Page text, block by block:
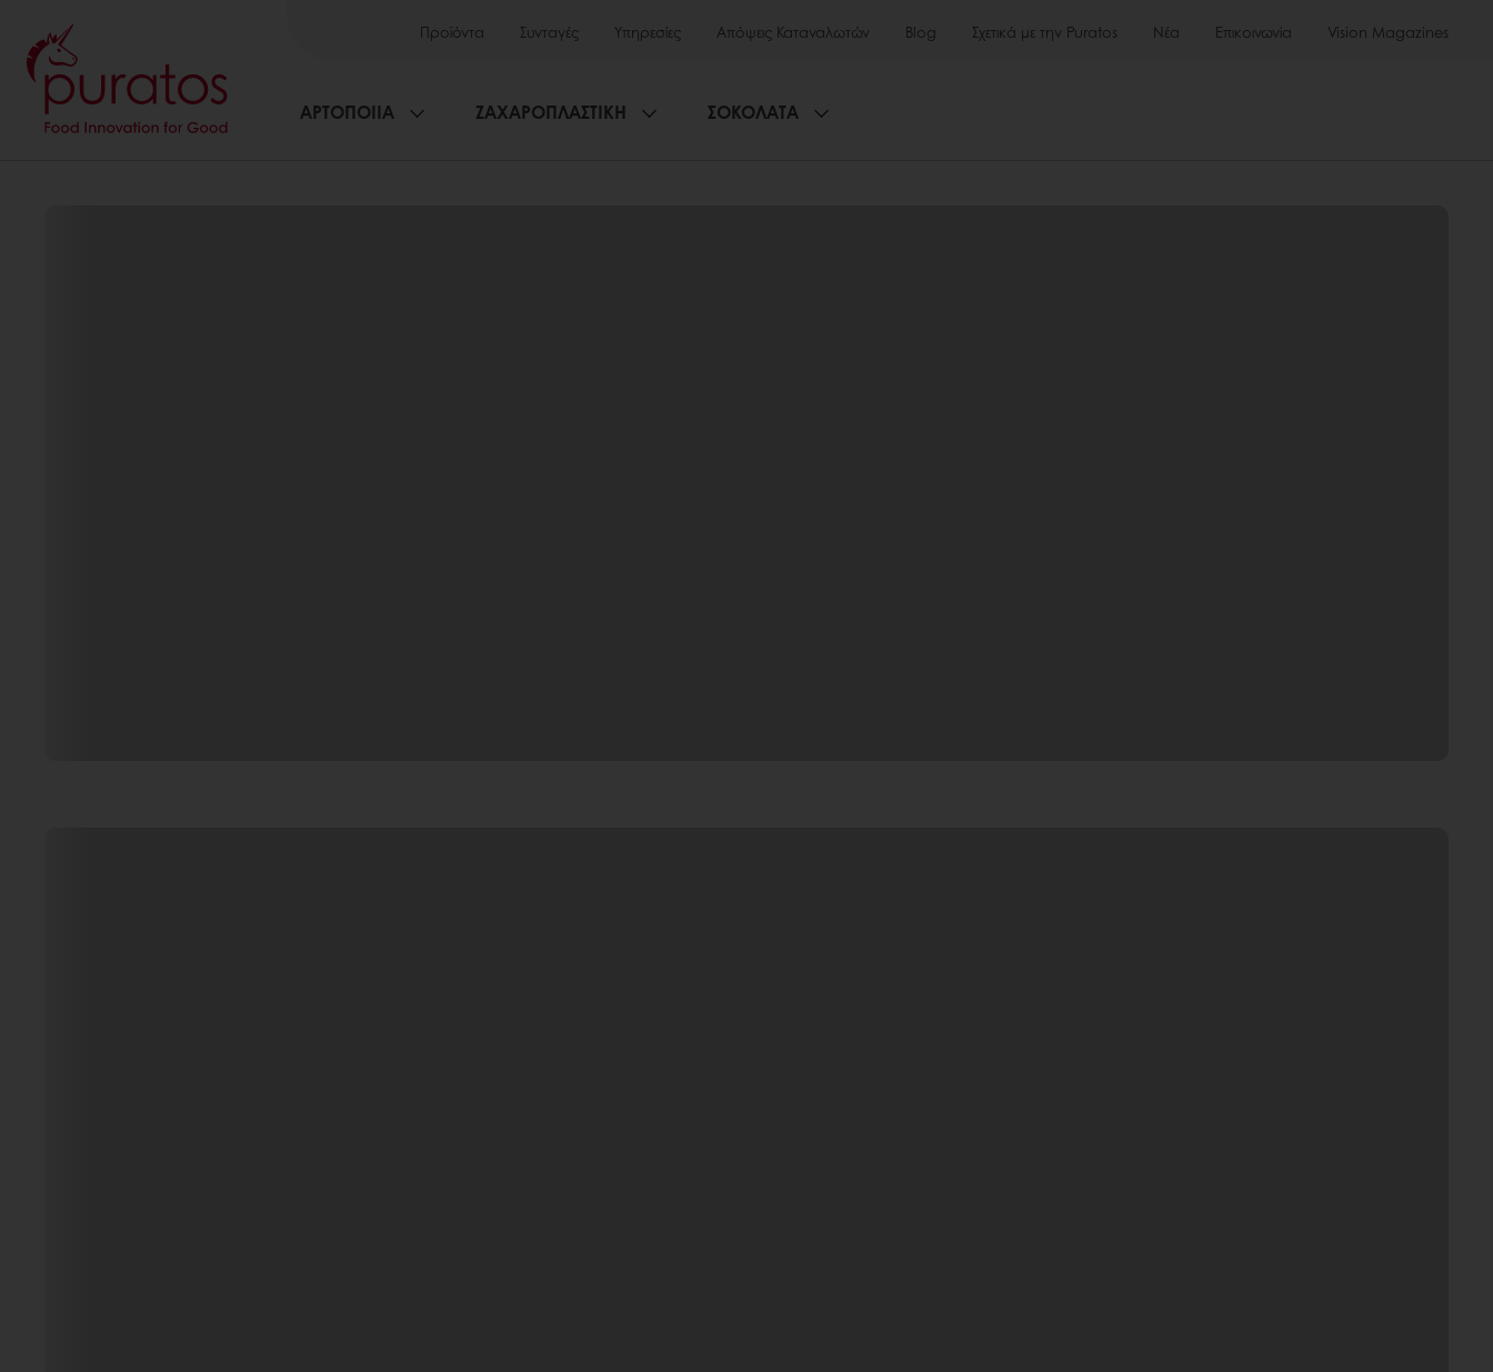
Προϊόντα Συνταγές Υπηρεσίες Απόψεις Καταναλωτών Blog Σχετικά με την Puratos Νέα Επικοινωνία Vision Magazines
ΑΡΤΟΠΟΙΙΑ ΖΑΧΑΡΟΠΛΑΣΤΙΚΗ ΣΟΚΟΛΑΤΑ